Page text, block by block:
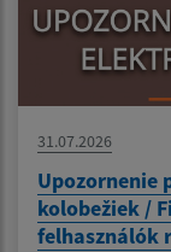
31.07.2026
Upozornenie
kolobežiek /
felhasználók